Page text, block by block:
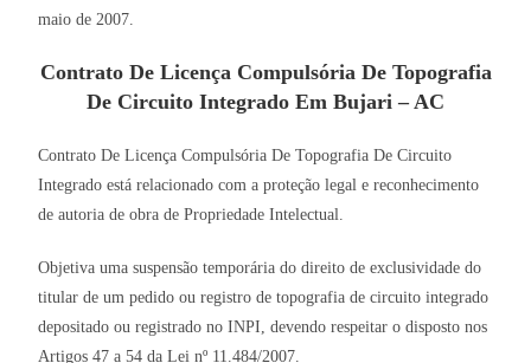
maio de 2007.
Contrato De Licença Compulsória De Topografia
De Circuito Integrado Em Bujari – AC
Contrato De Licença Compulsória De Topografia De Circuito
Integrado está relacionado com a proteção legal e reconhecimento
de autoria de obra de Propriedade Intelectual.
Objetiva uma suspensão temporária do direito de exclusividade do
titular de um pedido ou registro de topografia de circuito integrado
depositado ou registrado no INPI, devendo respeitar o disposto nos
Artigos 47 a 54 da Lei nº 11.484/2007.